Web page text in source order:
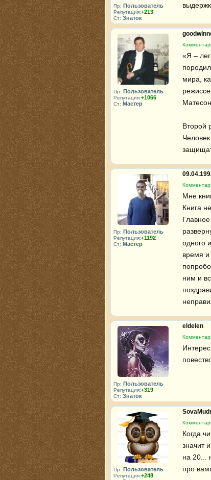
Пр: Пользователь
Репутация:+213
Ст: Знаток
Пр: Пользователь
Репутация:+1066
Ст: Мастер
«Я –
мира,
Второй
Пр: Пользователь
Репутация:+1192
Ст: Мастер
Мне
Книга
одного
время и
ним и
Пр: Пользователь
Репутация:+319
Ст: Знаток
eldelen
Пр: Пользователь
Репутация:+248
Когда
значит
на 20...
про